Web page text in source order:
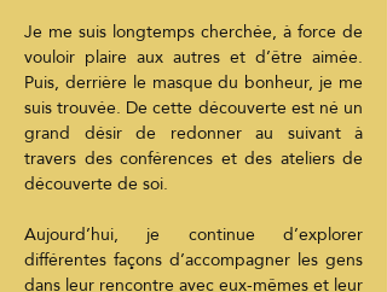
Je me suis longtemps cherchée, à force de
vouloir plaire aux autres et d’être aimée.
Puis, derrière le masque du bonheur, je me
suis trouvée. De cette découverte est né un
grand désir de redonner au suivant à
travers des conférences et des ateliers de
découverte de soi.
Aujourd’hui, je continue d’explorer
différentes façons d’accompagner les gens
dans leur rencontre avec eux-mêmes et leur